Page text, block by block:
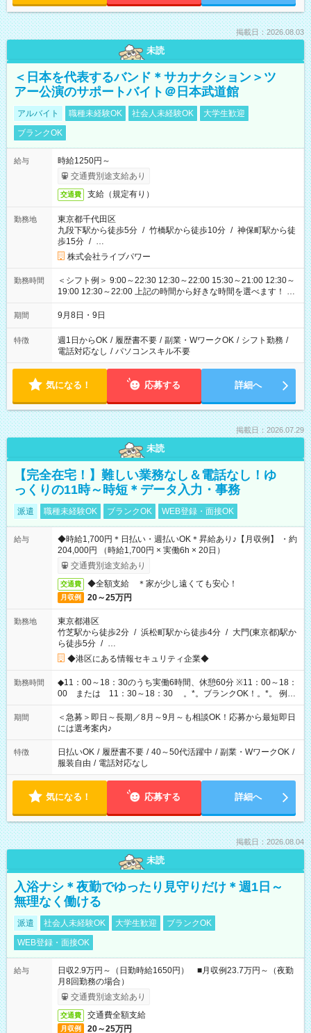
掲載日：2026.08.03
未読
＜日本を代表するバンド＊サカナクション＞ツ
アー公演のサポートバイト＠日本武道館
アルバイト 職種未経験OK 社会人未経験OK
大学生歓迎
ブランクOK
給与
時給1250円～
交通費別途支給あり
交通費 支給（規定有り）
勤務地
東京都千代田区
九段下駅から徒歩5分 / 竹橋駅から徒歩10分 / 神保町駅から徒
歩15分 / …
株式会社ライブパワー
勤務時間
＜シフト例＞ 9:00～22:30 12:30～22:00 15:30～21:00 12:30～
19:00 12:30～22:00 上記の時間から好きな時間を選べます！ ※
時間は変更となる可能性があります
期間 9月8日・9日
特徴 週1日からOK / 履歴書不要 / 副業・WワークOK / シフト勤務 /
電話対応なし / パソコンスキル不要
気になる！ 応募する 詳細へ
掲載日：2026.07.29
未読
【完全在宅！】難しい業務なし＆電話なし！ゆ
っくりの11時～時短＊データ入力・事務
派遣 職種未経験OK ブランクOK WEB登録・面接OK
給与
◆時給1,700円＊日払い・週払いOK＊昇給あり♪【月収例】 ・約
204,000円 （時給1,700円 × 実働6h × 20日）
交通費別途支給あり
交通費 ◆全額支給 ＊家が少し遠くても安心！
月収例 20～25万円
勤務地
東京都港区
竹芝駅から徒歩2分 / 浜松町駅から徒歩4分 / 大門(東京都)駅か
ら徒歩5分 / …
◆港区にある情報セキュリティ企業◆
勤務時間
◆11：00～18：30のうち実働6時間、休憩60分 ※11：00～18：
00 または 11：30～18：30 。*。ブランクOK！。*。 例え
ば前職が、 在宅/財団法人/事務/コールセンター/受付/販売/カフェ
スタッフ スイーツ販売/ホテルフロント/化粧品販売/など 様々な
業界から入社して活躍されています♪
期間
＜急募＞即日～長期／8月～9月～も相談OK！応募から最短即日
には選考案内♪
特徴 日払いOK / 履歴書不要 / 40～50代活躍中 / 副業・WワークOK /
服装自由 / 電話対応なし
気になる！ 応募する 詳細へ
掲載日：2026.08.04
未読
入浴ナシ＊夜勤でゆったり見守りだけ＊週1日～
無理なく働ける
派遣 社会人未経験OK 大学生歓迎
ブランクOK
WEB登録・面接OK
給与
日収2.9万円～（日勤時給1650円） ■月収例23.7万円～（夜勤
月8回勤務の場合）
交通費別途支給あり
交通費 交通費全額支給
月収例 20～25万円